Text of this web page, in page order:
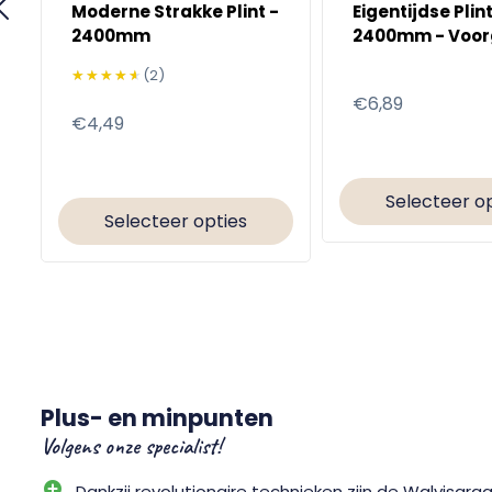
Moderne Strakke Plint -
2400mm
★★★★★
★★★★★ (2)
Normale
€4,49
Selecteer opties
Eigentijdse
2400mm -
Normale
€6,89
Selecteer
Plus- en minpunten
Volgens onze specialist!